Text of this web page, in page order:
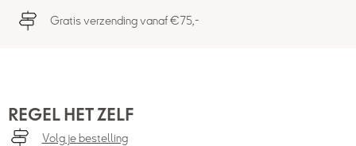
Gratis verzending vanaf €75,-
REGEL HET ZELF
Volg je bestelling